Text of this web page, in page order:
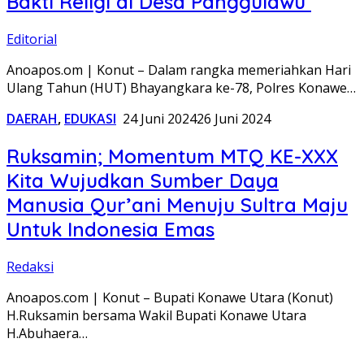
Editorial
Anoapos.om | Konut – Dalam rangka memeriahkan Hari
Ulang Tahun (HUT) Bhayangkara ke-78, Polres Konawe…
DAERAH, EDUKASI 24 Juni 202426 Juni 2024
Ruksamin; Momentum MTQ KE-XXX
Kita Wujudkan Sumber Daya
Manusia Qur’ani Menuju Sultra Maju
Untuk Indonesia Emas
Redaksi
Anoapos.com | Konut – Bupati Konawe Utara (Konut)
H.Ruksamin bersama Wakil Bupati Konawe Utara
H.Abuhaera…